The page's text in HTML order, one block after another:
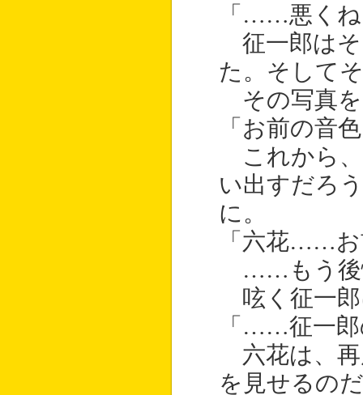
「……悪く
征一郎はそ
た。そして
その写真を
「お前の音
これから、
い出すだろ
に。
「六花……お
……もう後
呟く征一
「……征一郎
六花は、再
を見せるの